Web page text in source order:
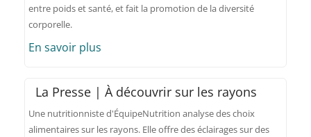
entre poids et santé, et fait la promotion de la diversité
corporelle.
En savoir plus
La Presse | À découvrir sur les rayons
Une nutritionniste d'ÉquipeNutrition analyse des choix
alimentaires sur les rayons. Elle offre des éclairages sur des